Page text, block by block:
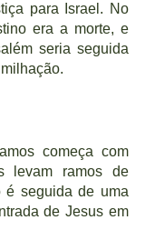
para Israel. No
era a morte, e
seria seguida
começa com
levam ramos de
é seguida de uma
de Jesus em